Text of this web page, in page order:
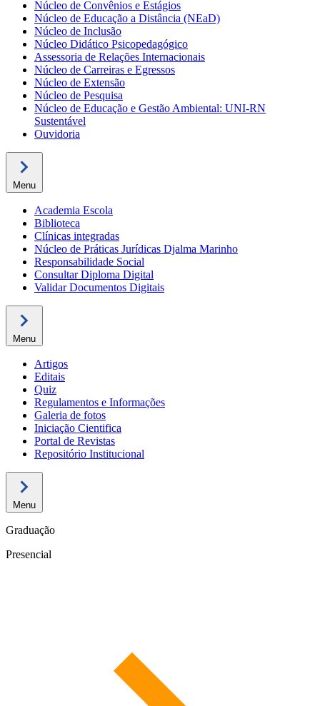
Núcleo de Convênios e Estágios
Núcleo de Educação a Distância (NEaD)
Núcleo de Inclusão
Núcleo Didático Psicopedagógico
Assessoria de Relações Internacionais
Núcleo de Carreiras e Egressos
Núcleo de Extensão
Núcleo de Pesquisa
Núcleo de Educação e Gestão Ambiental: UNI-RN
Sustentável
Ouvidoria
Menu
Academia Escola
Biblioteca
Clínicas integradas
Núcleo de Práticas Jurídicas Djalma Marinho
Responsabilidade Social
Consultar Diploma Digital
Validar Documentos Digitais
Menu
Artigos
Editais
Quiz
Regulamentos e Informações
Galeria de fotos
Iniciação Cientifica
Portal de Revistas
Repositório Institucional
Menu
Graduação
Presencial